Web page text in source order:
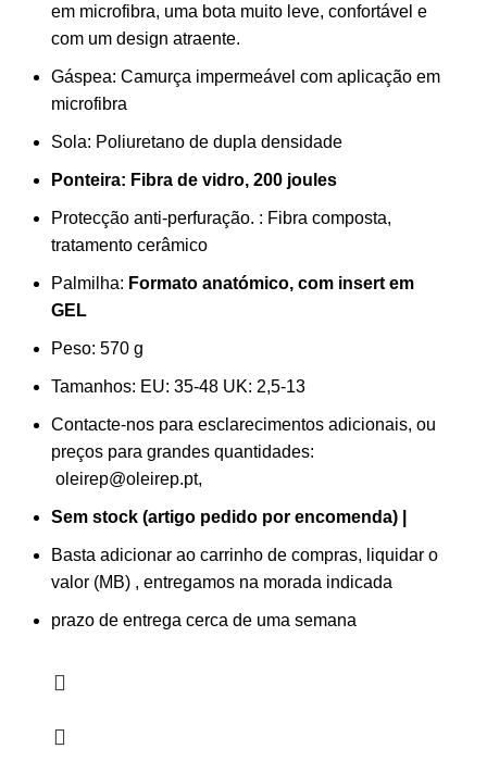
em microfibra, uma bota muito leve, confortável e
com um design atraente.
Gáspea: Camurça impermeável com aplicação em
microfibra
Sola: Poliuretano de dupla densidade
Ponteira: Fibra de vidro, 200 joules
Protecção anti-perfuração. : Fibra composta,
tratamento cerâmico
Palmilha: Formato anatómico, com insert em
GEL
Peso: 570 g
Tamanhos: EU: 35-48 UK: 2,5-13
Contacte-nos para esclarecimentos adicionais, ou
preços para grandes quantidades:
oleirep@oleirep.pt,
Sem stock (artigo pedido por encomenda) |
Basta adicionar ao carrinho de compras, liquidar o
valor (MB) , entregamos na morada indicada
prazo de entrega cerca de uma semana